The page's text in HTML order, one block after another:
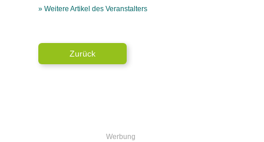
» Weitere Artikel des Veranstalters
Zurück
Werbung